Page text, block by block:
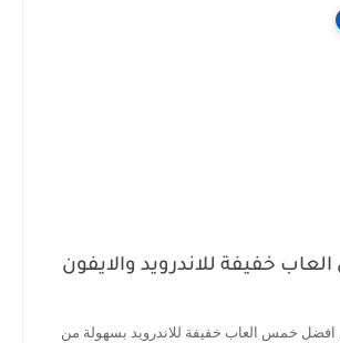
خفيفة للاندرويد والايفون
افضل خمس العاب خفيفة للاندرويد بسهولة من